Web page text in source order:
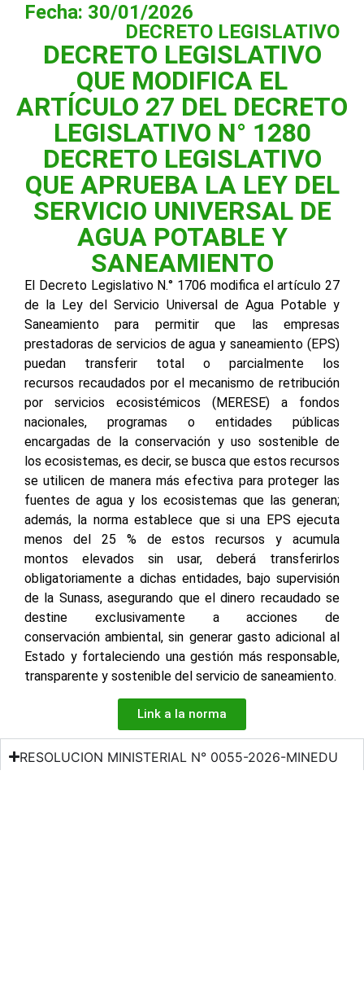
Fecha: 30/01/2026
DECRETO LEGISLATIVO
DECRETO LEGISLATIVO
QUE MODIFICA EL
ARTÍCULO 27 DEL DECRETO
LEGISLATIVO N° 1280
DECRETO LEGISLATIVO
QUE APRUEBA LA LEY DEL
SERVICIO UNIVERSAL DE
AGUA POTABLE Y
SANEAMIENTO
El Decreto Legislativo N.° 1706 modifica el artículo 27
de la Ley del Servicio Universal de Agua Potable y
Saneamiento para permitir que las empresas
prestadoras de servicios de agua y saneamiento (EPS)
puedan transferir total o parcialmente los
recursos recaudados por el mecanismo de retribución
por servicios ecosistémicos (MERESE) a fondos
nacionales, programas o entidades públicas
encargadas de la conservación y uso sostenible de
los ecosistemas, es decir, se busca que estos recursos
se utilicen de manera más efectiva para proteger las
fuentes de agua y los ecosistemas que las generan;
además, la norma establece que si una EPS ejecuta
menos del 25 % de estos recursos y acumula
montos elevados sin usar, deberá transferirlos
obligatoriamente a dichas entidades, bajo supervisión
de la Sunass, asegurando que el dinero recaudado se
destine exclusivamente a acciones de
conservación ambiental, sin generar gasto adicional al
Estado y fortaleciendo una gestión más responsable,
transparente y sostenible del servicio de saneamiento.
Link a la norma
RESOLUCION MINISTERIAL N° 0055-2026-MINEDU